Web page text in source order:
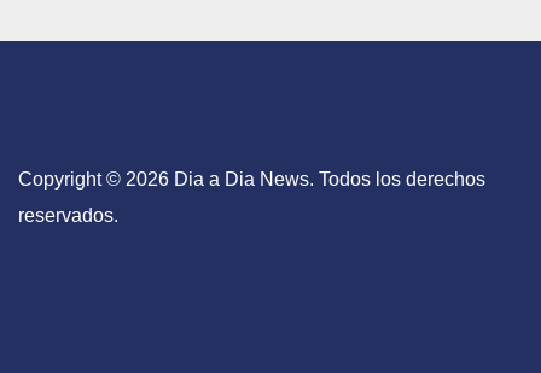
Copyright © 2026 Dia a Dia News. Todos los derechos
reservados.